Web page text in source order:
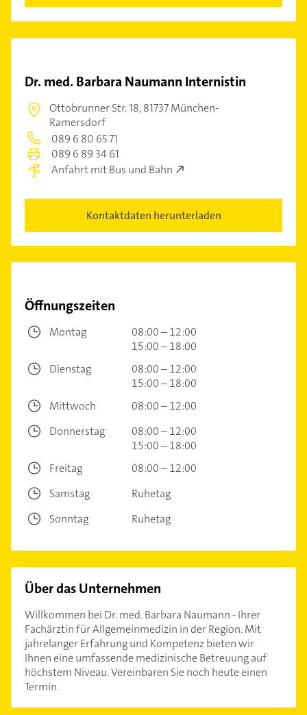
Dr. med. Barbara Naumann Internistin
Ottobrunner Str. 18,81737 München-
Ramersdorf
089 6 80 65 71
089 6 89 34 61
Anfahrt mit Bus und Bahn
Kontaktdaten herunterladen
Öffnungszeiten
Montag
08:00 – 12:00
15:00 – 18:00
Dienstag
08:00 – 12:00
15:00 – 18:00
Mittwoch
08:00 – 12:00
Donnerstag
08:00 – 12:00
15:00 – 18:00
Freitag
08:00 – 12:00
Samstag
Ruhetag
Sonntag
Ruhetag
Über das Unternehmen
Willkommen bei Dr. med. Barbara Naumann - Ihrer
Fachärztin für Allgemeinmedizin in der Region. Mit
jahrelanger Erfahrung und Kompetenz bieten wir
Ihnen eine umfassende medizinische Betreuung auf
höchstem Niveau. Vereinbaren Sie noch heute einen
Termin.